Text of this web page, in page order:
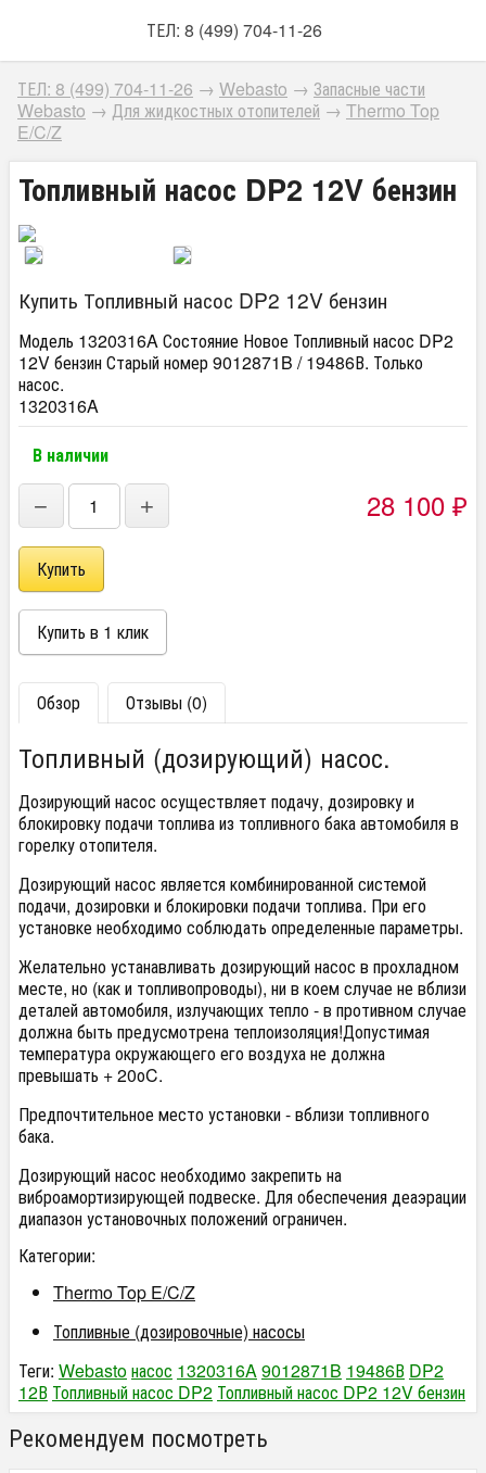
ТЕЛ: 8 (499) 704-11-26
ТЕЛ: 8 (499) 704-11-26 → Webasto → Запасные части
Webasto → Для жидкостных отопителей → Thermo Top
E/C/Z
Топливный насос DP2 12V бензин
Купить Топливный насос DP2 12V бензин
Модель 1320316A Состояние Новое Топливный насос DP2
12V бензин Старый номер 9012871B / 19486В. Только
насос.
1320316A
В наличии
− + 28 100 ₽
Обзор Отзывы (0)
Топливный (дозирующий) насос.
Дозирующий насос осуществляет подачу, дозировку и
блокировку подачи топлива из топливного бака автомобиля в
горелку отопителя.
Дозирующий насос является комбинированной системой
подачи, дозировки и блокировки подачи топлива. При его
установке необходимо соблюдать определенные параметры.
Желательно устанавливать дозирующий насос в прохладном
месте, но (как и топливопроводы), ни в коем случае не вблизи
деталей автомобиля, излучающих тепло - в противном случае
должна быть предусмотрена теплоизоляция!Допустимая
температура окружающего его воздуха не должна
превышать + 20оC.
Предпочтительное место установки - вблизи топливного
бака.
Дозирующий насос необходимо закрепить на
виброамортизирующей подвеске. Для обеспечения деаэрации
диапазон установочных положений ограничен.
Категории:
Thermo Top E/C/Z
Топливные (дозировочные) насосы
Теги: Webastoнасос 1320316A9012871B 19486В DP2
12В Топливный насос DP2 Топливный насос DP2 12V бензин
Рекомендуем посмотреть